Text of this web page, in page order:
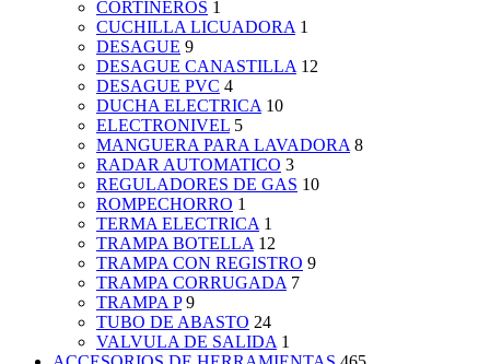
CORTINEROS 1
CUCHILLA LICUADORA 1
DESAGUE 9
DESAGUE CANASTILLA 12
DESAGUE PVC 4
DUCHA ELECTRICA 10
ELECTRONIVEL 5
MANGUERA PARA LAVADORA 8
RADAR AUTOMATICO 3
REGULADORES DE GAS 10
ROMPECHORRO 1
TERMA ELECTRICA 1
TRAMPA BOTELLA 12
TRAMPA CON REGISTRO 9
TRAMPA CORRUGADA 7
TRAMPA P 9
TUBO DE ABASTO 24
VALVULA DE SALIDA 1